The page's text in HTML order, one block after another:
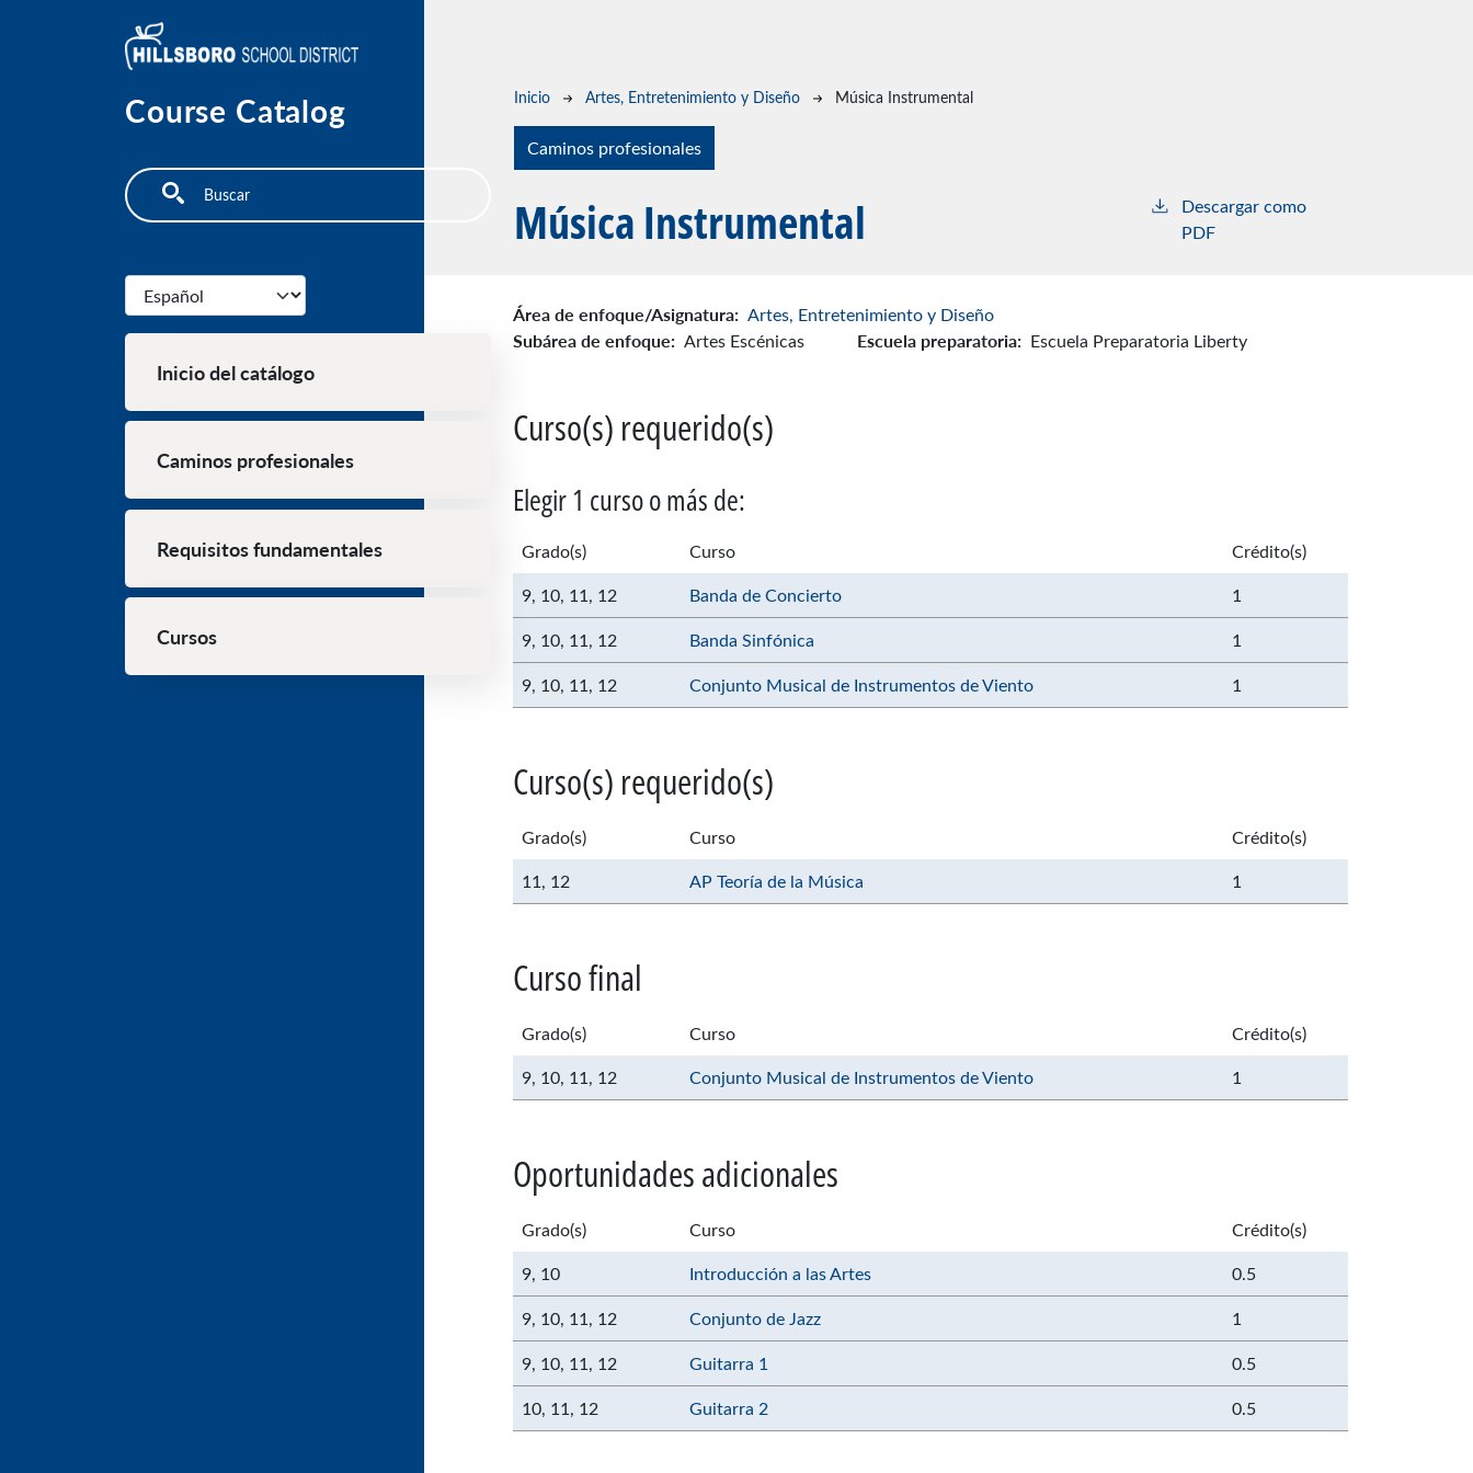
Course Catalog
Search
Select your language
Main Navigation (Spanish)
Inicio del catálogo
Caminos profesionales
Requisitos fundamentales
Cursos
Ruta de navegación
Inicio Artes, Entretenimiento y Diseño Música Instrumental
Caminos profesionales
Música Instrumental
Descargar como
PDF
Área de enfoque/Asignatura: Artes, Entretenimiento y Diseño
Subárea de enfoque: Artes Escénicas Escuela preparatoria: Escuela Preparatoria Liberty
Curso(s) requerido(s)
Elegir 1 curso o más de:
Grado(s) Curso
Crédito(s)
9, 10, 11, 12 Banda de Concierto
1
9, 10, 11, 12 Banda Sinfónica
1
9, 10, 11, 12 Conjunto Musical de Instrumentos de Viento 1
Curso(s) requerido(s)
Grado(s) Curso
Crédito(s)
11, 12 AP Teoría de la Música 1
Curso final
Grado(s) Curso
Crédito(s)
9, 10, 11, 12 Conjunto Musical de Instrumentos de Viento 1
Oportunidades adicionales
Grado(s) Curso
Crédito(s)
9, 10 Introducción a las Artes
0.5
9, 10, 11, 12 Conjunto de Jazz
1
9, 10, 11, 12 Guitarra 1
0.5
10, 11, 12 Guitarra 2 0.5